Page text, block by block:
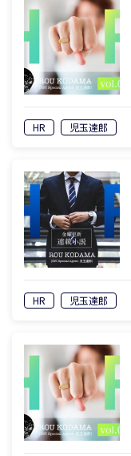
HR 児玉達郎
HR 児玉達郎